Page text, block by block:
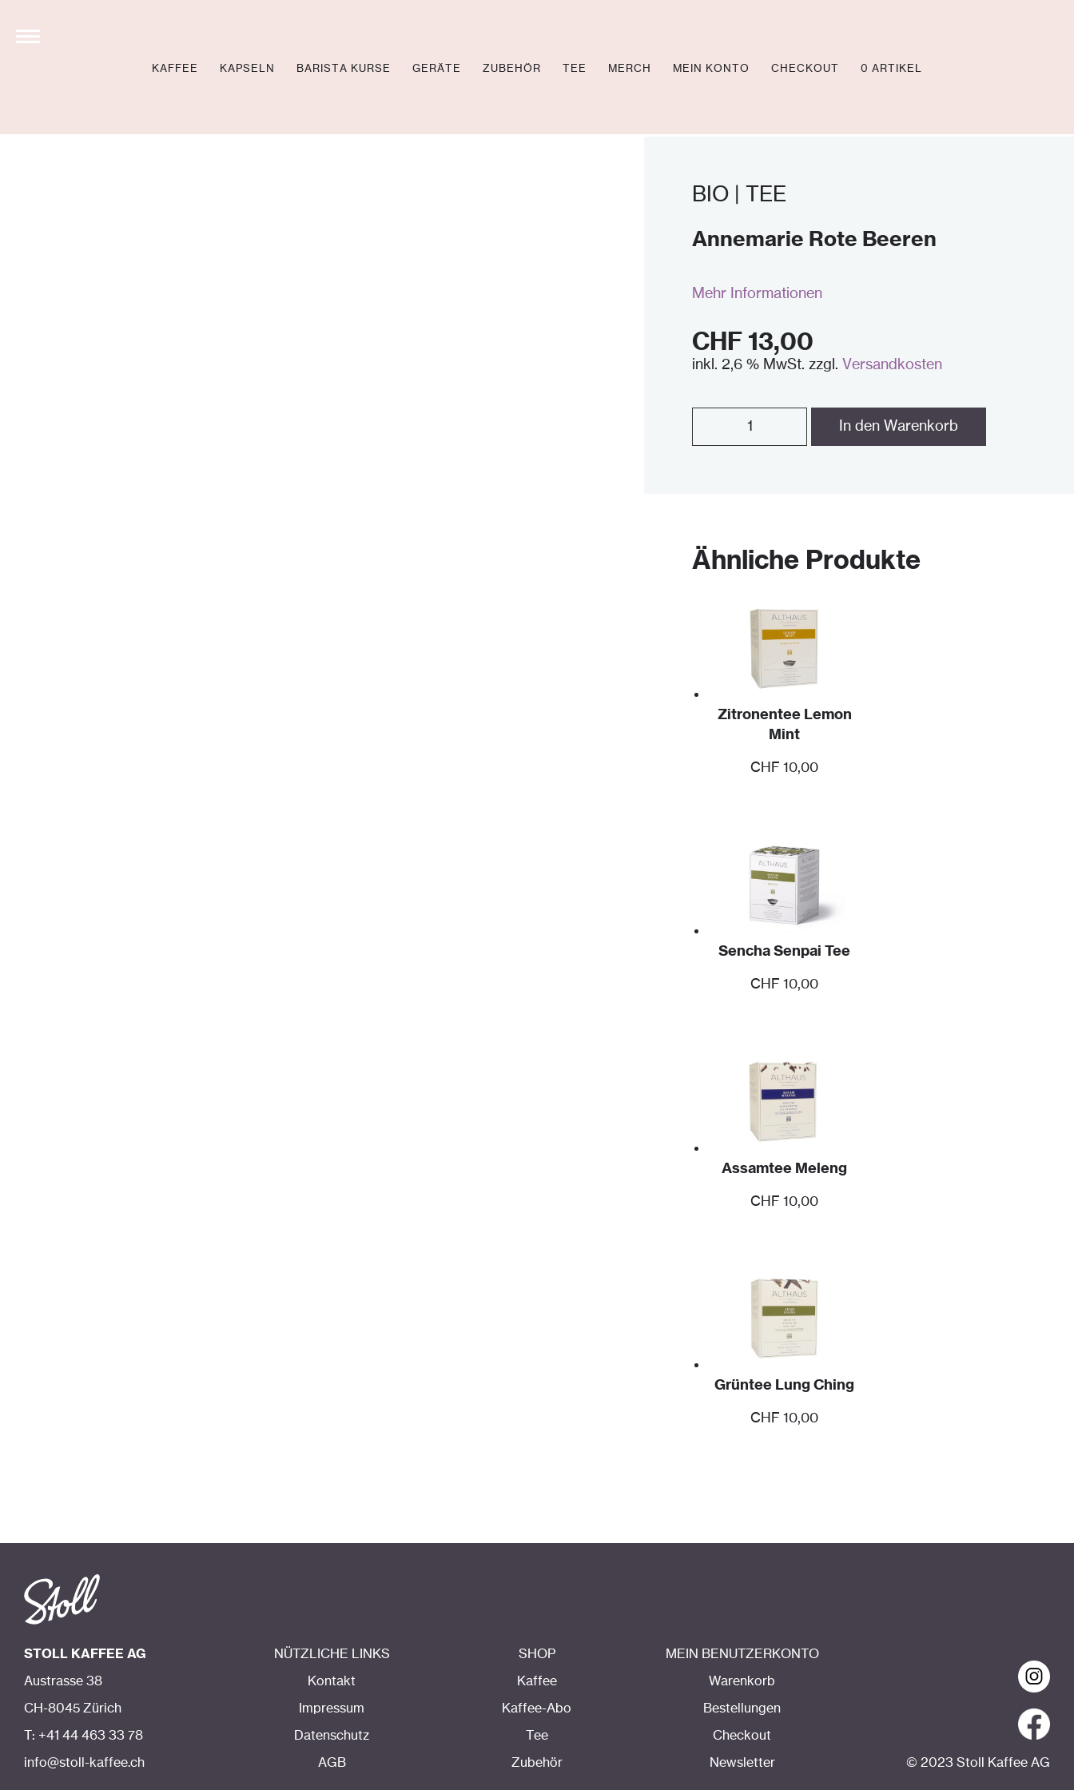
KAFFEE KAPSELN BARISTA KURSE GERÄTE ZUBEHÖR TEE MERCH MEIN KONTO CHECKOUT 0 ARTIKEL
BIO | TEE
Annemarie Rote Beeren
Mehr Informationen
CHF 13,00
inkl. 2,6 % MwSt. zzgl. Versandkosten
In den Warenkorb
Ähnliche Produkte
Zitronentee Lemon
Mint
CHF 10,00
Sencha Senpai Tee
CHF 10,00
Assamtee Meleng
CHF 10,00
Grüntee Lung Ching
CHF 10,00
STOLL KAFFEE AG
Austrasse 38
CH-8045 Zürich
T: +41 44 463 33 78
info@stoll-kaffee.ch
NÜTZLICHE LINKS
Kontakt
Impressum
Datenschutz
AGB
SHOP
Kaffee
Kaffee-Abo
Tee
Zubehör
MEIN BENUTZERKONTO
Warenkorb
Bestellungen
Checkout
Newsletter © 2023 Stoll Kaffee AG
NEWS